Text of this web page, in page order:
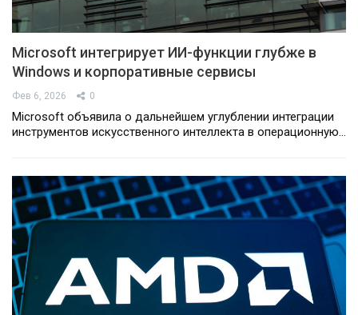
Microsoft интегрирует ИИ-функции глубже в
Windows и корпоративные сервисы
Фев 6, 2026 0
Microsoft объявила о дальнейшем углублении интеграции
инструментов искусственного интеллекта в операционную…